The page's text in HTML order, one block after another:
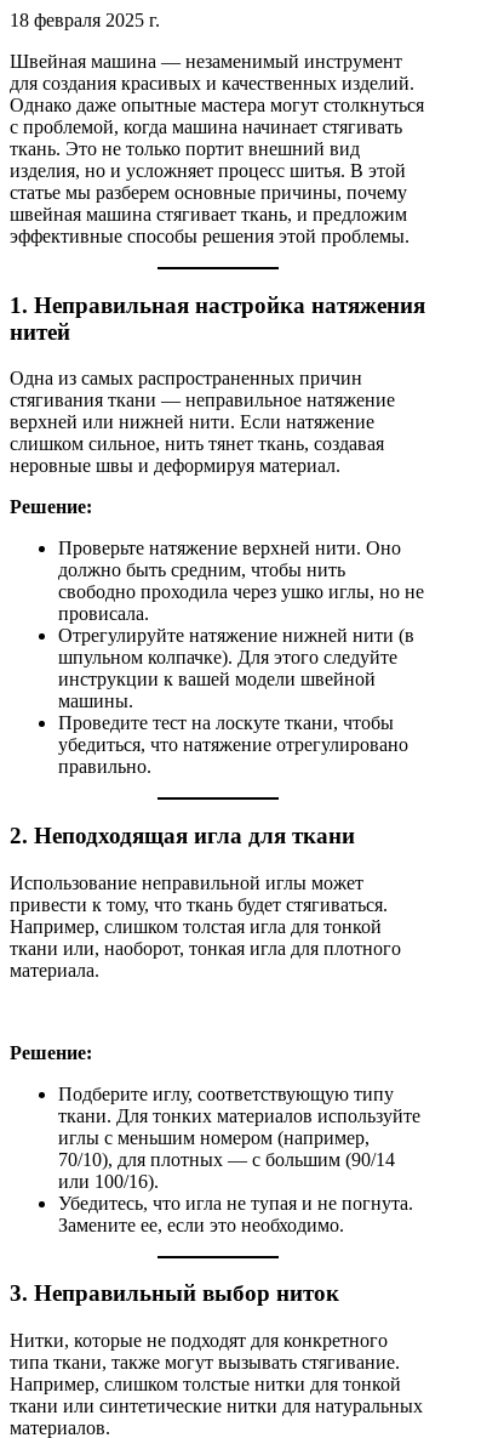
18 февраля 2025 г.
Швейная машина — незаменимый инструмент
для создания красивых и качественных изделий.
Однако даже опытные мастера могут столкнуться
с проблемой, когда машина начинает стягивать
ткань. Это не только портит внешний вид
изделия, но и усложняет процесс шитья. В этой
статье мы разберем основные причины, почему
швейная машина стягивает ткань, и предложим
эффективные способы решения этой проблемы.
1. Неправильная настройка натяжения
нитей
Одна из самых распространенных причин
стягивания ткани — неправильное натяжение
верхней или нижней нити. Если натяжение
слишком сильное, нить тянет ткань, создавая
неровные швы и деформируя материал.
Решение:
Проверьте натяжение верхней нити. Оно
должно быть средним, чтобы нить
свободно проходила через ушко иглы, но не
провисала.
Отрегулируйте натяжение нижней нити (в
шпульном колпачке). Для этого следуйте
инструкции к вашей модели швейной
машины.
Проведите тест на лоскуте ткани, чтобы
убедиться, что натяжение отрегулировано
правильно.
2. Неподходящая игла для ткани
Использование неправильной иглы может
привести к тому, что ткань будет стягиваться.
Например, слишком толстая игла для тонкой
ткани или, наоборот, тонкая игла для плотного
материала.
Решение:
Подберите иглу, соответствующую типу
ткани. Для тонких материалов используйте
иглы с меньшим номером (например,
70/10), для плотных — с большим (90/14
или 100/16).
Убедитесь, что игла не тупая и не погнута.
Замените ее, если это необходимо.
3. Неправильный выбор ниток
Нитки, которые не подходят для конкретного
типа ткани, также могут вызывать стягивание.
Например, слишком толстые нитки для тонкой
ткани или синтетические нитки для натуральных
материалов.